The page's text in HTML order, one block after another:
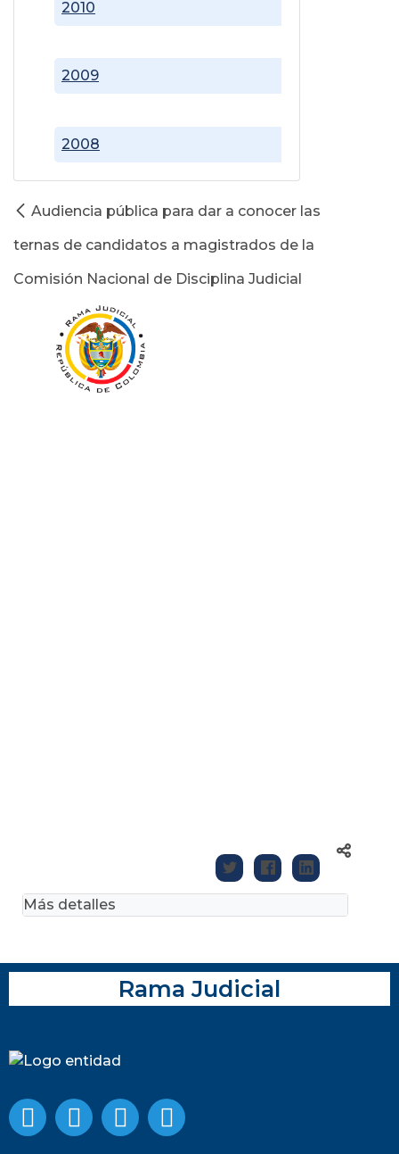
2008
2009
2010
Audiencia pública para dar a conocer las
ternas de candidatos a magistrados de la
Comisión Nacional de Disciplina Judicial
Más detalles
Rama Judicial